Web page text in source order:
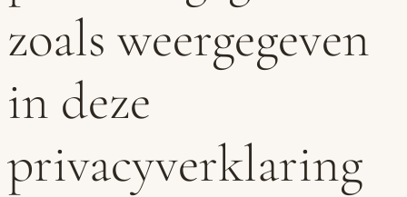
zoals weergegeven
in deze
privacyverklaring